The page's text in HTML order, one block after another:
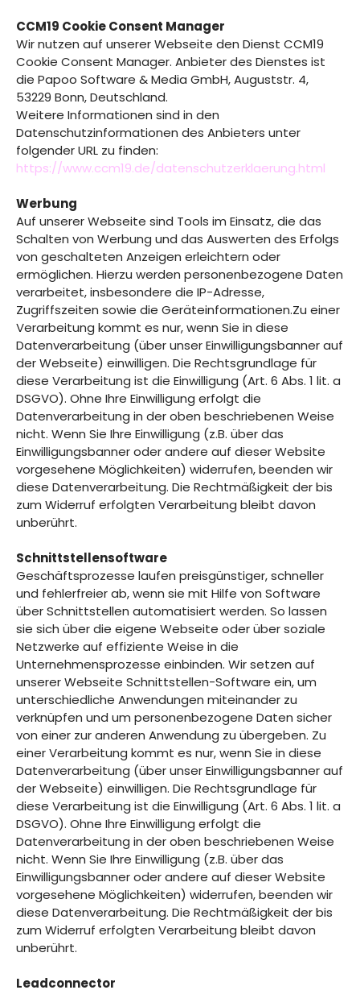
CCM19 Cookie Consent Manager
Wir nutzen auf unserer Webseite den Dienst CCM19
Cookie Consent Manager. Anbieter des Dienstes ist
die Papoo Software & Media GmbH, Auguststr. 4,
53229 Bonn, Deutschland.
Weitere Informationen sind in den
Datenschutzinformationen des Anbieters unter
folgender URL zu finden:
https://www.ccm19.de/datenschutzerklaerung.html
Werbung
Auf unserer Webseite sind Tools im Einsatz, die das
Schalten von Werbung und das Auswerten des Erfolgs
von geschalteten Anzeigen erleichtern oder
ermöglichen. Hierzu werden personenbezogene Daten
verarbeitet, insbesondere die IP-Adresse,
Zugriffszeiten sowie die Geräteinformationen.Zu einer
Verarbeitung kommt es nur, wenn Sie in diese
Datenverarbeitung (über unser Einwilligungsbanner auf
der Webseite) einwilligen. Die Rechtsgrundlage für
diese Verarbeitung ist die Einwilligung (Art. 6 Abs. 1 lit. a
DSGVO). Ohne Ihre Einwilligung erfolgt die
Datenverarbeitung in der oben beschriebenen Weise
nicht. Wenn Sie Ihre Einwilligung (z.B. über das
Einwilligungsbanner oder andere auf dieser Website
vorgesehene Möglichkeiten) widerrufen, beenden wir
diese Datenverarbeitung. Die Rechtmäßigkeit der bis
zum Widerruf erfolgten Verarbeitung bleibt davon
unberührt.
Schnittstellensoftware
Geschäftsprozesse laufen preisgünstiger, schneller
und fehlerfreier ab, wenn sie mit Hilfe von Software
über Schnittstellen automatisiert werden. So lassen
sie sich über die eigene Webseite oder über soziale
Netzwerke auf effiziente Weise in die
Unternehmensprozesse einbinden. Wir setzen auf
unserer Webseite Schnittstellen-Software ein, um
unterschiedliche Anwendungen miteinander zu
verknüpfen und um personenbezogene Daten sicher
von einer zur anderen Anwendung zu übergeben. Zu
einer Verarbeitung kommt es nur, wenn Sie in diese
Datenverarbeitung (über unser Einwilligungsbanner auf
der Webseite) einwilligen. Die Rechtsgrundlage für
diese Verarbeitung ist die Einwilligung (Art. 6 Abs. 1 lit. a
DSGVO). Ohne Ihre Einwilligung erfolgt die
Datenverarbeitung in der oben beschriebenen Weise
nicht. Wenn Sie Ihre Einwilligung (z.B. über das
Einwilligungsbanner oder andere auf dieser Website
vorgesehene Möglichkeiten) widerrufen, beenden wir
diese Datenverarbeitung. Die Rechtmäßigkeit der bis
zum Widerruf erfolgten Verarbeitung bleibt davon
unberührt.
Leadconnector